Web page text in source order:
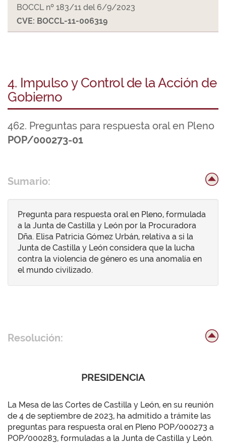
BOCCL nº 183/11 del 6/9/2023
CVE: BOCCL-11-006319
4. Impulso y Control de la Acción de
Gobierno
462. Preguntas para respuesta oral en Pleno
POP/000273-01
Sumario:
Pregunta para respuesta oral en Pleno, formulada
a la Junta de Castilla y León por la Procuradora
Dña. Elisa Patricia Gómez Urbán, relativa a si la
Junta de Castilla y León considera que la lucha
contra la violencia de género es una anomalía en
el mundo civilizado.
Resolución:
PRESIDENCIA
La Mesa de las Cortes de Castilla y León, en su reunión
de 4 de septiembre de 2023, ha admitido a trámite las
preguntas para respuesta oral en Pleno POP/000273 a
POP/000283, formuladas a la Junta de Castilla y León.